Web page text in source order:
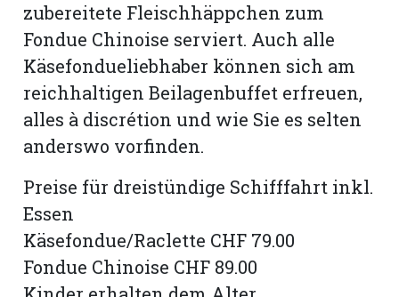
zubereitete Fleischhäppchen zum
Fondue Chinoise serviert. Auch alle
Käsefondueliebhaber können sich am
reichhaltigen Beilagenbuffet erfreuen,
alles à discrétion und wie Sie es selten
anderswo vorfinden.
Preise für dreistündige Schifffahrt inkl.
Essen
Käsefondue/Raclette CHF 79.00
Fondue Chinoise CHF 89.00